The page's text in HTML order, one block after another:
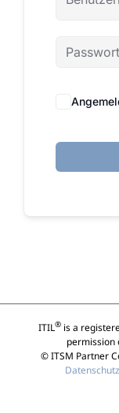
ITIL®is a
permission
© ITSM Partner